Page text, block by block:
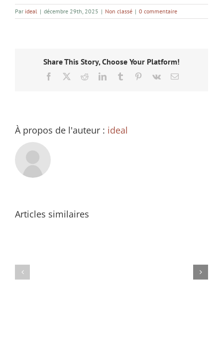
Par ideal | décembre 29th, 2025 | Non classé | 0 commentaire
Share This Story, Choose Your Platform!
Facebook RedditLinkedInTumblr Pinterest
Vk Email
À propos de l'auteur : ideal
Articles similaires